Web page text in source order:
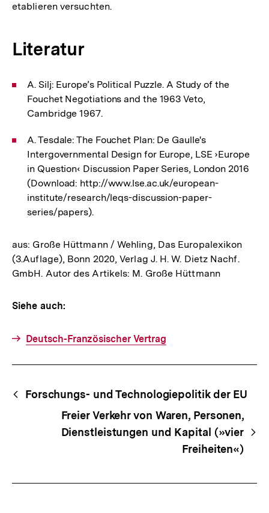
etablieren versuchten.
Literatur
A. Silj: Europe’s Political Puzzle. A Study of the
Fouchet Negotiations and the 1963 Veto,
Cambridge 1967.
A. Tesdale: The Fouchet Plan: De Gaulle's
Intergovernmental Design for Europe, LSE ›Europe
in Question‹ Discussion Paper Series, London 2016
(Download: http://www.lse.ac.uk/european-
institute/research/leqs-discussion-paper-
series/papers).
aus: Große Hüttmann / Wehling, Das Europalexikon
(3.Auflage), Bonn 2020, Verlag J. H. W. Dietz Nachf.
GmbH. Autor des Artikels: M. Große Hüttmann
Siehe auch:
Deutsch-Französischer Vertrag
Begriffsnavigation
Content-
Navigation
Forschungs- und Technologiepolitik der EU
Freier Verkehr von Waren, Personen,
Dienstleistungen und Kapital (»vier
Freiheiten«)